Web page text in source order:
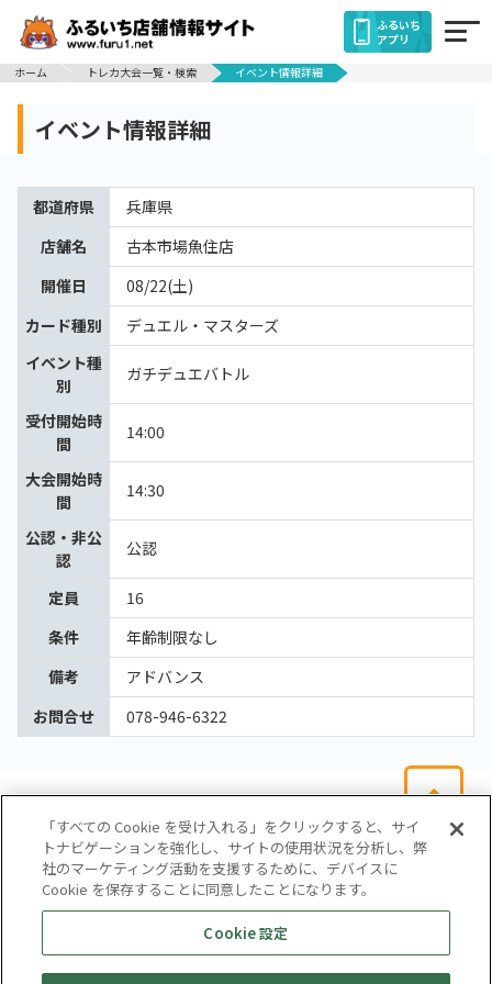
ふるいち
アプリ
ホーム
トレカ大会一覧・検索 イベント情報詳細
イベント情報詳細
都道府県
兵庫県
店舗名
古本市場魚住店
開催日
08/22(土)
カード種別
デュエル・マスターズ
イベント種
別
ガチデュエバトル
受付開始時
間
14:00
大会開始時
間
14:30
公認・非公
認
公認
定員
16
条件
年齢制限なし
備考
アドバンス
お問合せ
078-946-6322
会社概要
サイトマップ
お問い合わせ
個人情報保護方針
株式会社テイツー
「すべての Cookie を受け入れる」をクリックすると、サイ
トナビゲーションを強化し、サイトの使用状況を分析し、弊
社のマーケティング活動を支援するために、デバイスに
Cookie を保存することに同意したことになります。
Cookie 設定